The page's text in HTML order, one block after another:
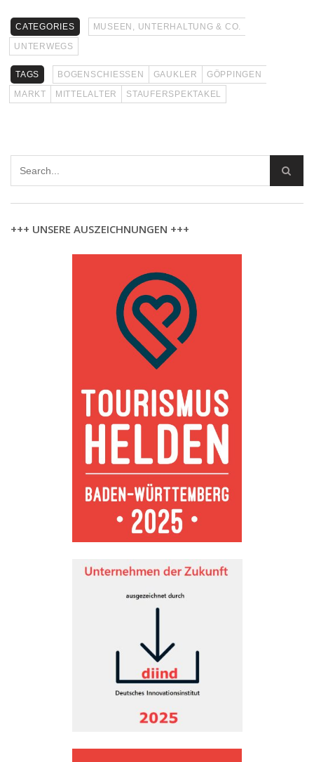
CATEGORIES
MUSEEN, UNTERHALTUNG & CO.
UNTERWEGS
TAGS BOGENSCHIESSEN GAUKLER
GÖPPINGEN
MARKT
MITTELALTER STAUFERSPEKTAKEL
+++ UNSERE AUSZEICHNUNGEN +++